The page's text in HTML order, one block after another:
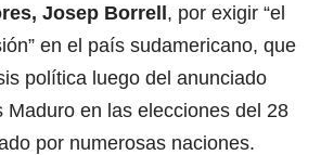
Josep Borrell, por exigir “el
en el país sudamericano, que
política luego del anunciado
Maduro en las elecciones del 28
por numerosas naciones.